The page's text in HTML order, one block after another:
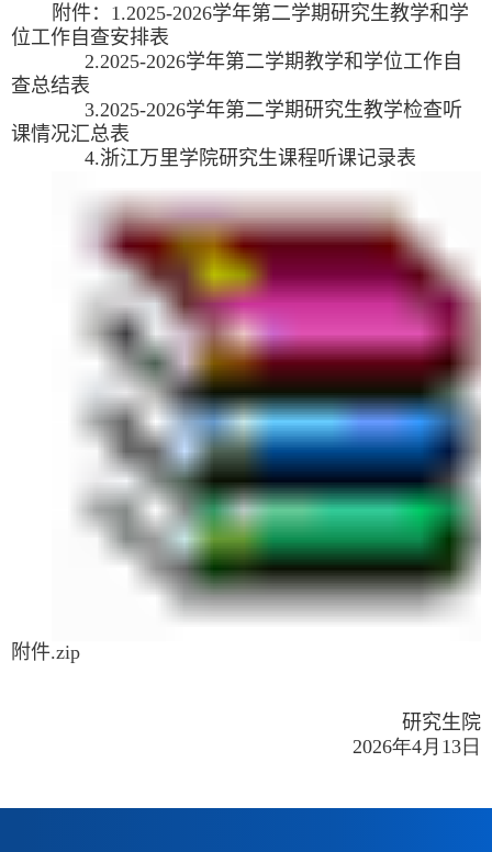
附件： 1.2025-2026学年第二学期研究生教学和学
位工作自查安排表
2.2025-2026学年第二学期教学和学位工作自
查总结表
3.2025-2026学年第二学期研究生教学检查听
课情况汇总表
4.浙江万里学院研究生课程听课记录表
附件.zip
研究生院
2026年4 月 13日